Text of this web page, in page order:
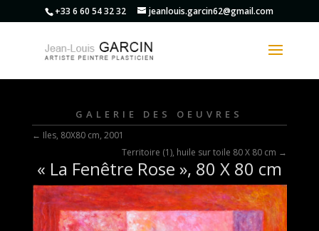
+33 6 60 54 32 32 jeanlouis.garcin62@gmail.com
GALERIE DES OEUVRES
← Iles, 80X80 cm, 2001
Territoire (1), huile sur toile 80 X 80 cm →
« La Fenêtre Rose », 80 X 80 cm